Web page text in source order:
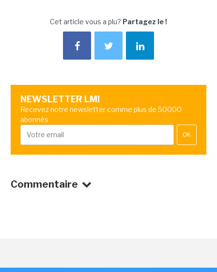
Cet article vous a plu? Partagez le !
NEWSLETTER LMI
Recevez notre newsletter comme plus de 50000
abonnés
OK
Commentaire